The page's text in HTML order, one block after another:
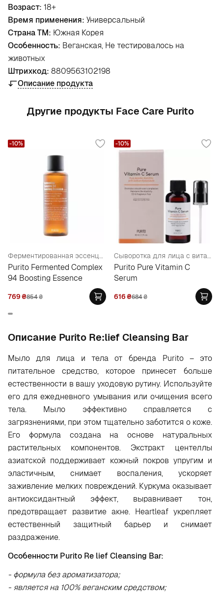
Возраст: 18+
Время применения: Универсальный
Страна ТМ: Южная Корея
Особенность: Веганская, Не тестировалось на
животных
Штрихкод: 8809563102198
Описание продукта
Другие продукты Face Care Purito
Ферментированная эссенция с ниацинамидом 3%
Purito Fermented Complex
94 Boosting Essence
769₴854₴
-10%
Сыворотка для лица с витамином С
Purito Pure Vitamin C
Serum
616₴684₴
-10%
Oписание Purito Re:lief Cleansing Bar
Мыло для лица и тела от бренда Purito – это
питательное средство, которое принесет больше
естественности в вашу уходовую рутину. Используйте
его для ежедневного умывания или очищения всего
тела. Мыло эффективно справляется с
загрязнениями, при этом тщательно заботится о коже.
Его формула создана на основе натуральных
растительных компонентов. Экстракт центеллы
азиатской поддерживает кожный покров упругим и
эластичным, снимает воспаления, ускоряет
заживление мелких повреждений. Куркума оказывает
антиоксидантный эффект, выравнивает тон,
предотвращает развитие акне. Heartleaf укрепляет
естественный защитный барьер и снимает
раздражение.
Особенности Purito Re lief Cleansing Bar:
- формула без ароматизатора;
- является на 100% веганским средством;